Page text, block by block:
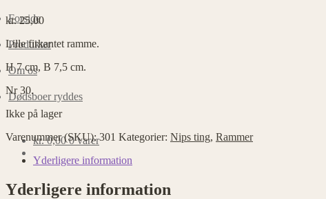
Forside
Produkter
Om os
Dødsboer ryddes
kr.0,00 0 varer
kr.25,00
Lille firkantet ramme.
H 7 cm, B 7,5 cm.
Nr 30.
Ikke på lager
Varenummer (SKU):301 Kategorier: Nips ting, Rammer
Yderligere information
Yderligere information